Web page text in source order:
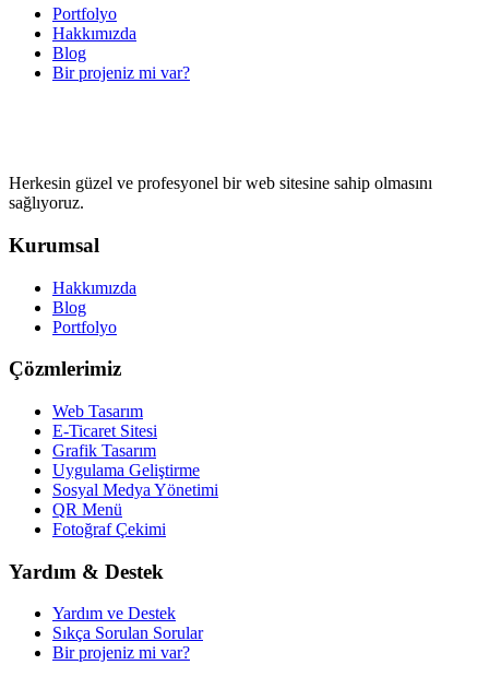
Portfolyo
Hakkımızda
Blog
Bir projeniz mi var?
Herkesin güzel ve profesyonel bir web sitesine sahip olmasını
sağlıyoruz.
Kurumsal
Hakkımızda
Blog
Portfolyo
Çözmlerimiz
Web Tasarım
E-Ticaret Sitesi
Grafik Tasarım
Uygulama Geliştirme
Sosyal Medya Yönetimi
QR Menü
Fotoğraf Çekimi
Yardım & Destek
Yardım ve Destek
Sıkça Sorulan Sorular
Bir projeniz mi var?